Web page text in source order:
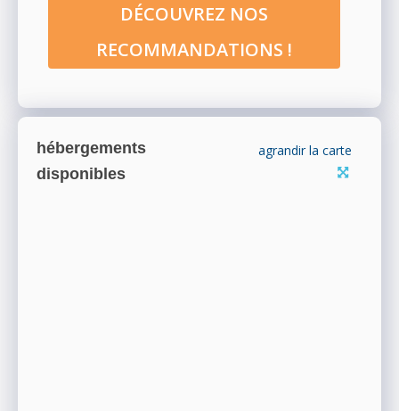
DÉCOUVREZ NOS
RECOMMANDATIONS !
hébergements
disponibles
agrandir la carte